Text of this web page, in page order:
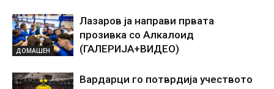
ДОМАШЕН
Лазаров ја направи првата
прозивка со Алкалоид
(ГАЛЕРИЈА+ВИДЕО)
Вардарци го потврдија учеството